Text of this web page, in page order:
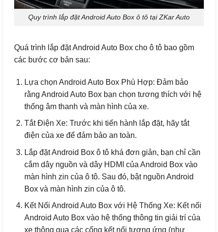
Quy trình lắp đặt Android Auto Box ô tô tại ZKar Auto
Quá trình lắp đặt Android Auto Box cho ô tô bao gồm
các bước cơ bản sau:
Lựa chọn Android Auto Box Phù Hợp: Đảm bảo
rằng Android Auto Box bạn chọn tương thích với hệ
thống âm thanh và màn hình của xe.
Tắt Điện Xe: Trước khi tiến hành lắp đặt, hãy tắt
điện của xe để đảm bảo an toàn.
Lắp đặt Android Box ô tô khá đơn giản, bạn chỉ cần
cắm dây nguồn và dây HDMI của Android Box vào
màn hình zin của ô tô. Sau đó, bật nguồn Android
Box và màn hình zin của ô tô.
Kết Nối Android Auto Box với Hệ Thống Xe: Kết nối
Android Auto Box vào hệ thống thông tin giải trí của
xe thông qua các cổng kết nối tương ứng (như